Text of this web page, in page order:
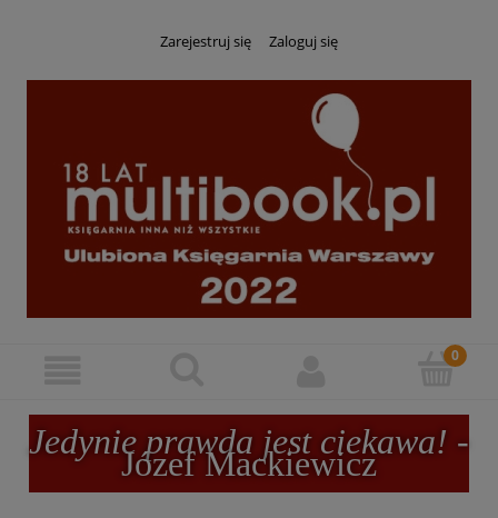
Zarejestruj się Zaloguj się
Jedynie prawda jest ciekawa! -
Józef Mackiewicz